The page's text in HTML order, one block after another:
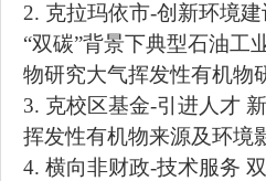
2. 克拉玛依市-创新环境建
“双碳”背景下典型石油工
物研究大气挥发性有机物
3. 克校区基金-引进人才
挥发性有机物来源及环境
4. 横向非财政-技术服务